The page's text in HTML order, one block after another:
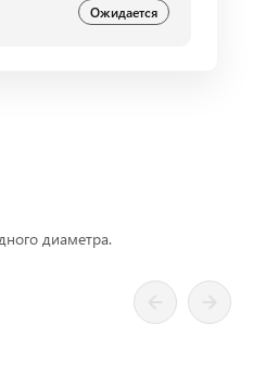
диаметра.
Ожидается